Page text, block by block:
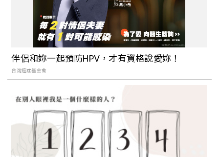
伴侶和妳一起預防HPV，才有資格說愛妳！
台灣癌症基金會